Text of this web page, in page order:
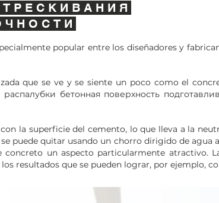
popular entre los diseñadores y
que se ve y se siente un poco como el
бетонная поверхность
la superficie del cemento, lo que lleva a la
puede quitar usando un chorro dirigido de agua
un aspecto particularmente atractivo.
resultados que se pueden lograr, por ejemplo,